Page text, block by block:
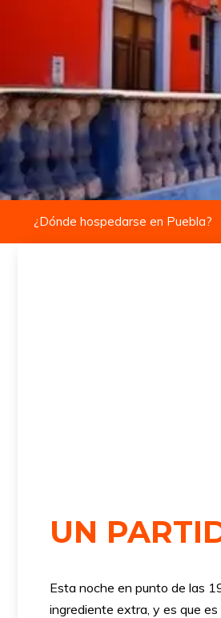
contenido
¿Dónde hospedarse en Puebla?
UN
Esta noche en punto de las
ingrediente extra, y es que